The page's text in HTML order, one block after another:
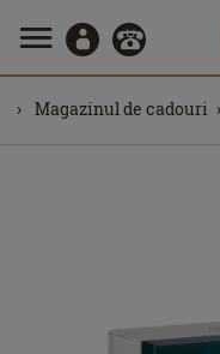
Magazinul de cadouri